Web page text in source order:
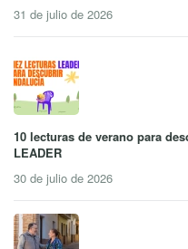
31 de julio de 2026
10 lecturas de verano para
LEADER
30 de julio de 2026